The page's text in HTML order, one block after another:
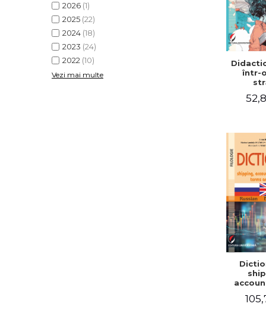
2026 (1)
2025 (22)
2024 (18)
2023 (24)
2022 (10)
Vezi mai multe
într-